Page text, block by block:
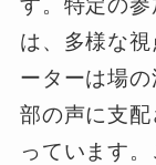
す。特定の
は、多様な
ーターは場
部の声に支
っています